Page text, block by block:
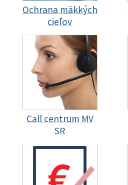
Ochrana mäkkých
cieľov
Call centrum MV
SR